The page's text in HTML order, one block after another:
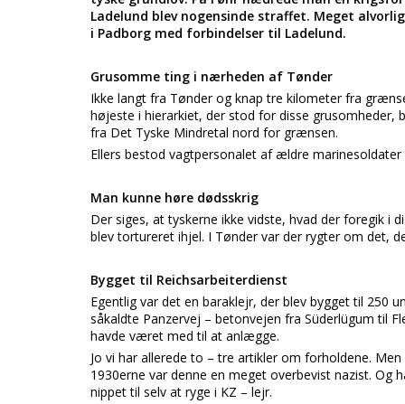
Ladelund blev nogensinde straffet. Meget
i Padborg med forbindelser til Ladelund.
Grusomme ting i nærheden af Tønder
Ikke langt fra Tønder og knap tre kilometer fra
højeste i hierarkiet, der stod for disse grusomheder,
fra Det Tyske Mindretal nord for grænsen.
Ellers bestod vagtpersonalet af ældre
Man kunne høre dødsskrig
Der siges, at tyskerne ikke vidste, hvad der foregik i
blev tortureret ihjel. I Tønder var der rygter om det,
Bygget til Reichsarbeiterdienst
Egentlig var det en baraklejr, der blev bygget til 250
såkaldte Panzervej – betonvejen fra Süderlügum til
havde været med til at anlægge.
Jo vi har allerede to – tre artikler om forholdene.
1930erne var denne en meget overbevist nazist.
nippet til selv at ryge i KZ – lejr.